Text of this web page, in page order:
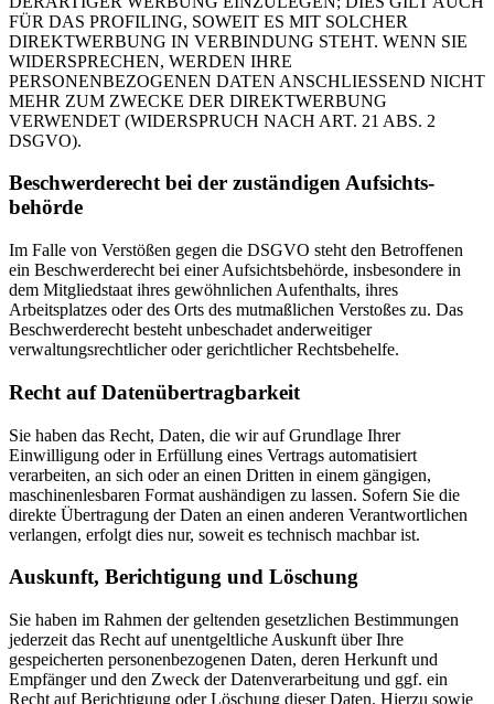
FÜR DAS PROFILING, SOWEIT ES MIT SOLCHER
DIREKTWERBUNG IN VERBINDUNG STEHT. WENN SIE
WIDERSPRECHEN, WERDEN IHRE
PERSONENBEZOGENEN DATEN ANSCHLIESSEND NICHT
MEHR ZUM ZWECKE DER DIREKTWERBUNG
VERWENDET (WIDERSPRUCH NACH ART. 21 ABS. 2
DSGVO).
Beschwerde­recht bei der zuständigen Aufsichts­
behörde
Im Falle von Verstößen gegen die DSGVO steht den Betroffenen
ein Beschwerderecht bei einer Aufsichtsbehörde, insbesondere in
dem Mitgliedstaat ihres gewöhnlichen Aufenthalts, ihres
Arbeitsplatzes oder des Orts des mutmaßlichen Verstoßes zu. Das
Beschwerderecht besteht unbeschadet anderweitiger
verwaltungsrechtlicher oder gerichtlicher Rechtsbehelfe.
Recht auf Daten­übertrag­barkeit
Sie haben das Recht, Daten, die wir auf Grundlage Ihrer
Einwilligung oder in Erfüllung eines Vertrags automatisiert
verarbeiten, an sich oder an einen Dritten in einem gängigen,
maschinenlesbaren Format aushändigen zu lassen. Sofern Sie die
direkte Übertragung der Daten an einen anderen Verantwortlichen
verlangen, erfolgt dies nur, soweit es technisch machbar ist.
Auskunft, Berichtigung und Löschung
Sie haben im Rahmen der geltenden gesetzlichen Bestimmungen
jederzeit das Recht auf unentgeltliche Auskunft über Ihre
gespeicherten personenbezogenen Daten, deren Herkunft und
Empfänger und den Zweck der Datenverarbeitung und ggf. ein
Recht auf Berichtigung oder Löschung dieser Daten. Hierzu sowie